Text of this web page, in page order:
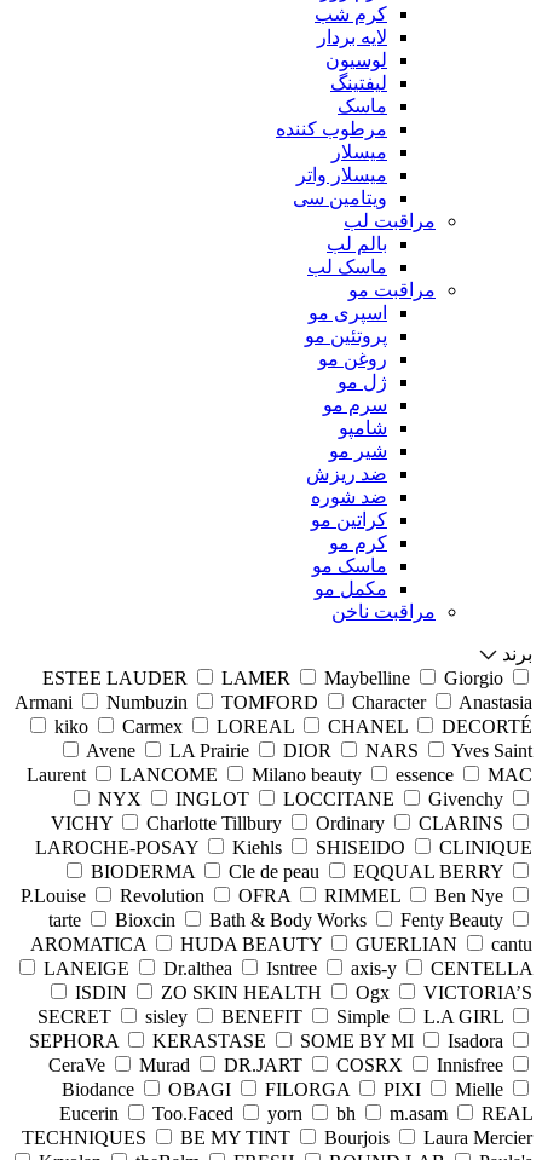
کرم شب
لایه بردار
لوسیون
لیفتینگ
ماسک
مرطوب کننده
میسلار
میسلار واتر
ویتامین سی
مراقبت لب
بالم لب
ماسک لب
مراقبت مو
اسپری مو
پروتئین مو
روغن مو
ژل مو
سرم مو
شامپو
شیر مو
ضد ریزش
ضد شوره
کراتین مو
کرم مو
ماسک مو
مکمل مو
مراقبت ناخن
برند
ESTEE LAUDER
LAMER Maybelline
Giorgio
Armani
Numbuzin TOMFORD Character
Anastasia
kiko
Carmex LOREAL CHANEL
DECORTÉ
Avene
LA Prairie DIOR NARS
Yves Saint
Laurent
LANCOME Milano beauty essence
MAC
NYX
INGLOT LOCCITANE
Givenchy
VICHY
Charlotte Tillbury Ordinary
CLARINS
LAROCHE-POSAY
Kiehls SHISEIDO
CLINIQUE
BIODERMA
Cle de peau
EQQUAL BERRY
P.Louise
Revolution OFRA RIMMEL
Ben Nye
tarte
Bioxcin Bath & Body Works
Fenty Beauty
AROMATICA
HUDA BEAUTY GUERLIAN
cantu
LANEIGE
Dr.althea Isntree axis-y
CENTELLA
ISDIN
ZO SKIN HEALTH Ogx
VICTORIA’S
SECRET
sisley BENEFIT Simple
L.A GIRL
SEPHORA
KERASTASE SOME BY MI
Isadora
CeraVe
Murad DR.JART COSRX
Innisfree
Biodance
OBAGI FILORGA PIXI
Mielle
Eucerin
Too.Faced yorn bh m.asam
REAL
TECHNIQUES
BE MY TINT Bourjois
Laura Mercier